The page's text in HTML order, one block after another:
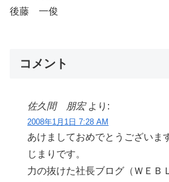
後藤 一俊
コメント
佐久間 朋宏 より:
2008年1月1日 7:28 AM
あけましておめでとうございま
じまりです。
力の抜けた社長ブログ（ＷＥＢ